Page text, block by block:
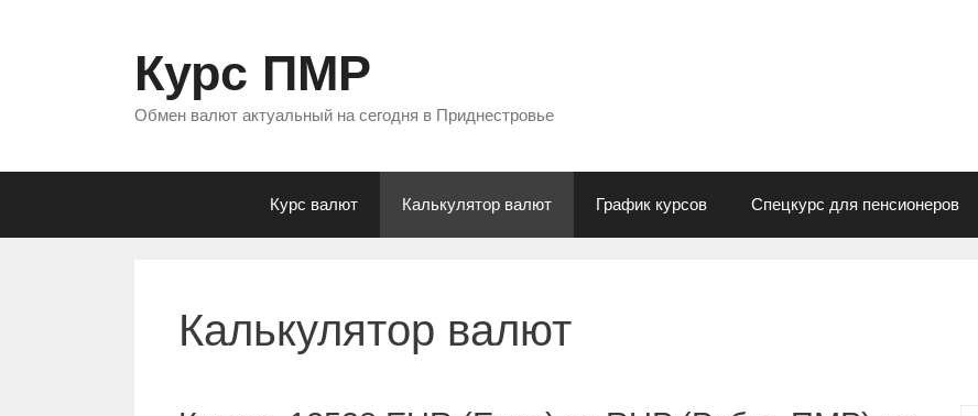
Курс ПМР
Обмен валют актуальный на сегодня в Приднестровье
Курс валют Калькулятор валют График курсов Спецкурс для пенсионеров
Калькулятор валют